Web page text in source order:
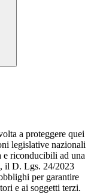
a proteggere quei
legislative nazionali
e riconducibili ad una
il D. Lgs. 24/2023
per garantire
e ai soggetti terzi.